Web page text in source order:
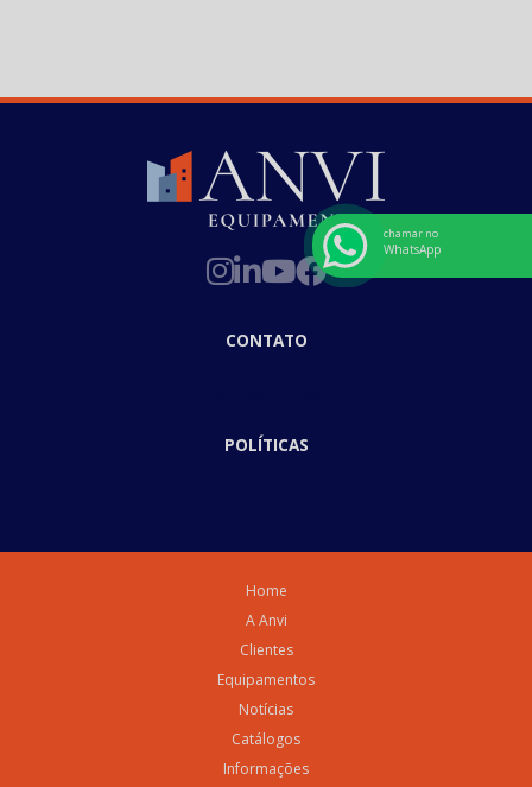
CONTATO
POLÍTICAS
Home
A Anvi
Clientes
Equipamentos
Notícias
Catálogos
Informações
chamar no
WhatsApp